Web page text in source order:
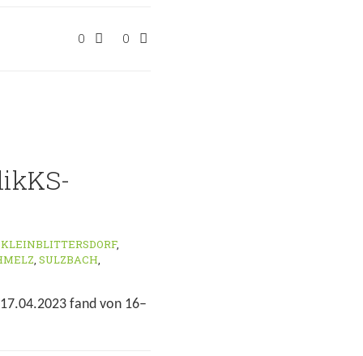
0 0
KLEINBLITTERSDORF,
, SULZBACH,
fand von 16–